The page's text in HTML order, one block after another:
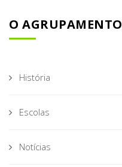
O AGRUPAMENTO
História
Escolas
Notícias